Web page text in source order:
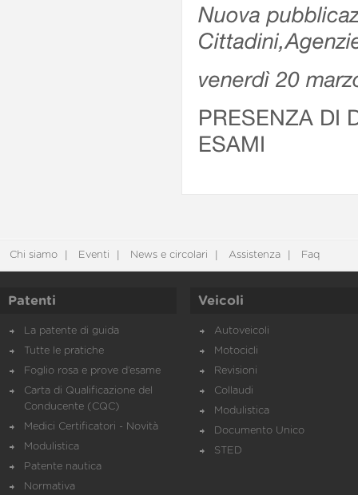
Nuova
venerdì 20
PRESENZA DI
ESAMI
Chi siamo Eventi News e circolari Assistenza Faq
Patenti
La patente di guida
Tutte le pratiche
Foglio rosa e prove d’esame
Carta di Qualificazione del
Conducente (CQC)
Medici Certificatori - Novità
Modulistica
Patente nautica
Normativa
Veicoli
Autoveicoli
Motocicli
Revisioni
Collaudi
Modulistica
Documento Unico
STED